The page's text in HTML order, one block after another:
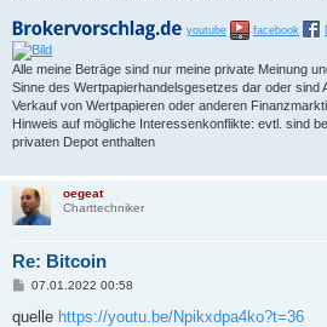
youtube facebook
Alle meine Beträge sind nur meine private Meinung
Sinne des Wertpapierhandelsgesetzes dar oder sind
Verkauf von Wertpapieren oder anderen
Hinweis auf mögliche Interessenkonflikte: evtl. sind
privaten Depot enthalten
oegeat
Charttechniker
Re: Bitcoin
B
i
07.01.2022 00:58
quelle https://youtu.be/Npikxdpa4ko?t=36